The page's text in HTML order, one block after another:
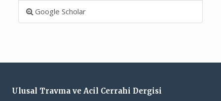
Google Scholar
Ulusal Travma ve Acil Cerrahi Dergisi